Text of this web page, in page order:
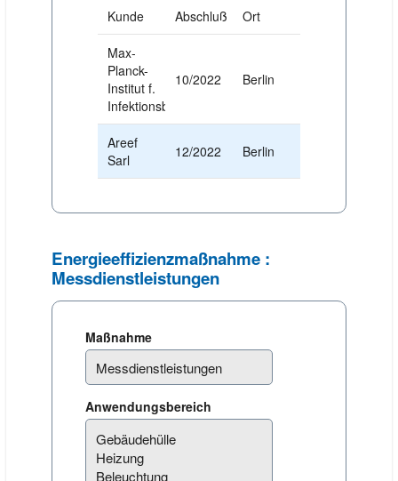
Kunde Abschluß Ort
Max-
Planck-
Institut f.
Infektionsbiologie
10/2022 Berlin
Areef
Sarl
12/2022 Berlin
Energieeffizienzmaßnahme :
Messdienstleistungen
Maßnahme
Anwendungsbereich